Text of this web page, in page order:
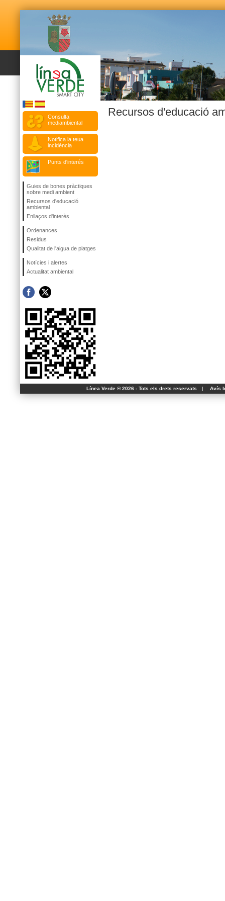
Consulta
mediambiental
Notifica la teua
incidència
Punts d'interés
Guies de bones pràctiques
sobre medi ambient
Recursos d'educació
ambiental
Enllaços d'interès
Ordenances
Residus
Qualitat de l'aigua de platges
Notícies i alertes
Actualitat ambiental
Recursos d'educació
Línea Verde ® 2026 - Tots els drets reservats | Avís